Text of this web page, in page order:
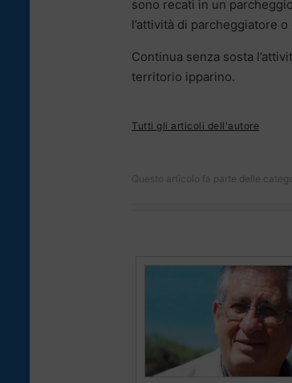
sono recati in un
l’attività di parcheggiatore
Continua senza sosta
territorio ipparino.
Tutti gli articoli dell'autore
Questo articolo fa parte delle